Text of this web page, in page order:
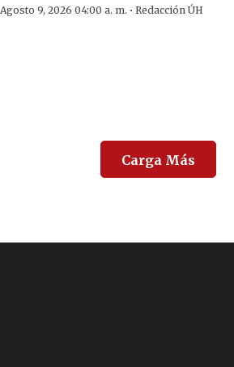
Agosto 9, 2026 04:00 a. m. ·Redacción ÚH
Carga Más